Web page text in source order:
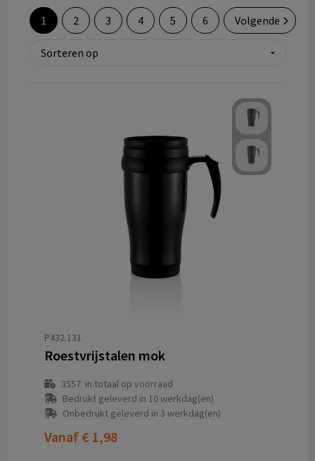
Technologie & gadgets
Themageschenken
1 2 3 4 5 6 Volgende
P432.131
Roestvrijstalen mok
3557in totaal op voorraad
Bedrukt geleverd in 10 werkdag(en)
Onbedrukt geleverd in 3 werkdag(en)
Vanaf € 1,98